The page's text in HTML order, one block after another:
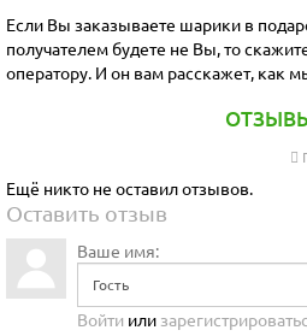
Если Вы заказываете шарики в
получателем будете не Вы, то
оператору. И он вам расскажет, как
Ещё никто не оставил отзывов.
Оставить отзыв
Ваше имя:
Войти или